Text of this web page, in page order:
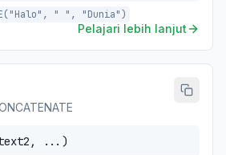
" ", "Dunia")
Pelajari lebih lanjut
text2, ...)